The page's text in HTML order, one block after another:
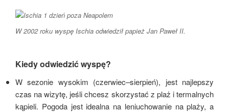
W 2002 roku wyspę Ischia odwiedził papież Jan Paweł II.
Kiedy odwiedzić wyspę?
W sezonie wysokim (czerwiec–sierpień), jest najlepszy
czas na wizytę, jeśli chcesz skorzystać z plaż i termalnych
kąpieli. Pogoda jest idealna na leniuchowanie na plaży, a